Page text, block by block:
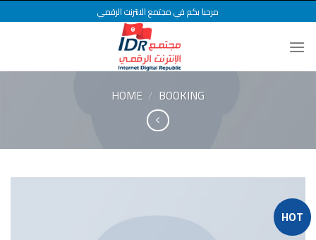
to
content
مرحبا بكم في مجتمع الانترنت الرقمي
HOME / BOOKING
HOT